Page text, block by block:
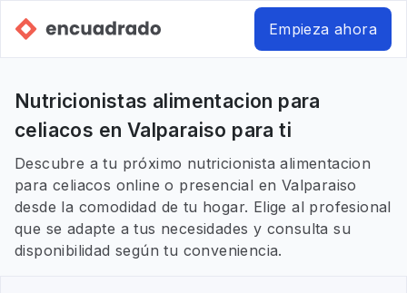
Empieza ahora
Nutricionistas alimentacion para
celiacos en Valparaiso para ti
Descubre a tu próximo nutricionista alimentacion
para celiacos online o presencial en Valparaiso
desde la comodidad de tu hogar. Elige al profesional
que se adapte a tus necesidades y consulta su
disponibilidad según tu conveniencia.